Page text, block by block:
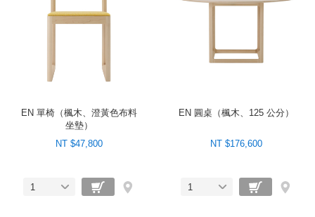
EN 單椅（楓木、澄黃色布料
坐墊）
NT $47,800
1
EN 圓桌（楓木、125 公分）
NT $176,600
1